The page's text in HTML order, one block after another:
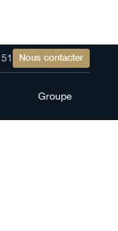
Nous contacter
Groupe